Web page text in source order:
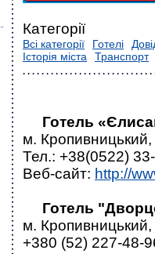
Категорії
Всі категорії Готелі
Історія міста
Транспорт
Готель
м.
Тел.: +38(0522)
Веб-сайт: http://
Готель
м.
+380 (52) 227-48-